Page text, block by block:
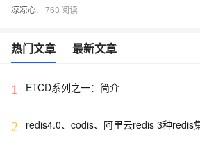
凉凉心. 763
热门文章 最新文章
1 ETCD系列之一：简介
2
redis4.0、codis、阿里云redis 3种redis